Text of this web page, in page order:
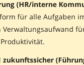
(HR/interne
für alle Aufgaben